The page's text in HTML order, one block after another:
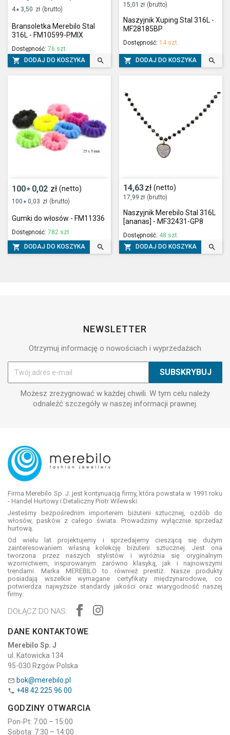
4* 3,50 zł (brutto)
Bransoletka Merebilo Stal
316L - FM10599-PMIX
Dostępność: 76 szt.
 DODAJ DO KOSZYKA 
15,01 zł (brutto)
Naszyjnik Xuping Stal 316L -
MF28185BP
Dostępność: 14 szt.
 DODAJ DO KOSZYKA 
100* 0,02 zł (netto)
100 * 0,03 zł (brutto)
Gumki do włosów - FM11336
Dostępność: 782 szt.
 DODAJ DO KOSZYKA 
14,63zł (netto)
17,99 zł (brutto)
Naszyjnik Merebilo Stal 316L
[ananas] - MF32431-GP8
Dostępność: 48 szt.
 DODAJ DO KOSZYKA 
NEWSLETTER
Otrzymuj informację o nowościach i wyprzedażach
Możesz zrezygnować w każdej chwili. W tym celu należy
odnaleźć szczegóły w naszej informacji prawnej.
Firma Merebilo Sp. J. jest kontynuacją firmy, która powstała w 1991 roku
- Handel Hurtowy i Detaliczny Piotr Wilewski.
Jesteśmy bezpośrednim importerem biżuterii sztucznej, ozdób do
włosów, pasków z całego świata. Prowadzimy wyłącznie sprzedaż
hurtową.
Od wielu lat projektujemy i sprzedajemy cieszącą się dużym
zainteresowaniem własną kolekcję biżuterii sztucznej. Jest ona
tworzona przez naszych stylistów i wyróżnia się oryginalnym
wzornictwem, inspirowanym zarówno klasyką, jak i najnowszymi
trendami. Marka MEREBILO to również prestiż. Nasze produkty
posiadają wszelkie wymagane certyfikaty międzynarodowe, co
potwierdza najwyższe standardy jakości oraz wiarygodność naszej
firmy.
DOŁĄCZ DO NAS:
DANE KONTAKTOWE
Merebilo Sp. J
ul. Katowicka 134
95-030 Rzgów Polska
 bok@merebilo.pl
 +48 42 225 96 00
GODZINY OTWARCIA
Pon-Pt: 7:00 – 15:00
Sobota: 7:30 – 14:00